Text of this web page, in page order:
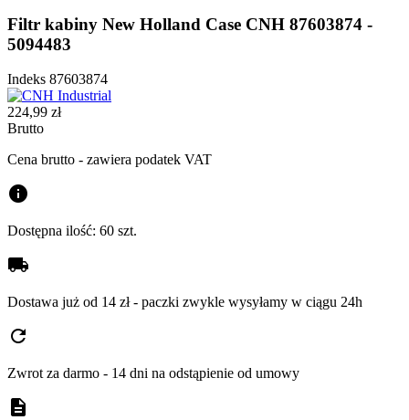
Filtr kabiny New Holland Case CNH 87603874 -
5094483
Indeks 87603874
224,99 zł
Brutto
Cena brutto - zawiera podatek VAT
info
Dostępna ilość: 60 szt.
local_shipping
Dostawa już od 14 zł - paczki zwykle wysyłamy w ciągu 24h
refresh
Zwrot za darmo - 14 dni na odstąpienie od umowy
description